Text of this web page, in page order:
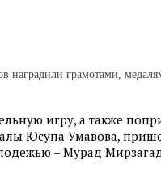
наградили грамотами,
игру, а также
Юсупа Умавова,
– Мурад